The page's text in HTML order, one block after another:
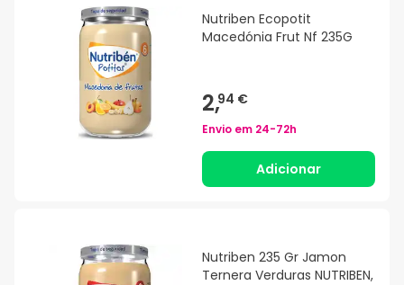
Nutriben Ecopotit
Macedónia Frut Nf 235G
2,94 €
Envio em 24-72h
Adicionar
Nutriben 235 Gr Jamon
Ternera Verduras NUTRIBEN,